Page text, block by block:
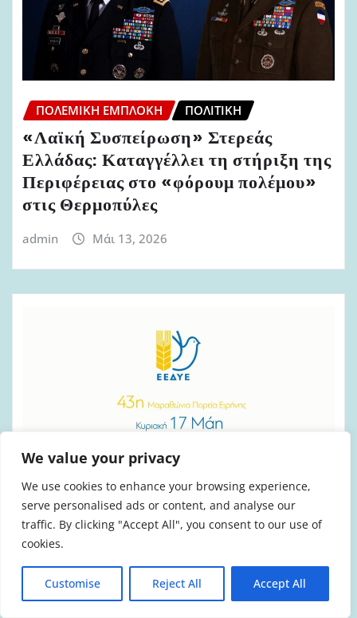
We value your privacy
We use cookies to enhance your browsing experience,
serve personalised ads or content, and analyse our
traffic. By clicking "Accept All", you consent to our use of
cookies.
Customise Reject All Accept All
ΠΟΛΕΜΙΚΉ ΕΜΠΛΟΚΉ ΠΟΛΙΤΙΚΉ
«Λαϊκή Συσπείρωση» Στερεάς
Ελλάδας: Καταγγέλλει τη στήριξη της
Περιφέρειας στο «φόρουμ πολέμου»
στις Θερμοπύλες
admin Μάι 13, 2026
ΒΊΝΤΕΟ & ΗΧΗΤΙΚΌ ΥΛΙΚΌ
ΕΝΈΡΓΕΙΕΣ ΆΛΛΩΝ ΣΥΝΔΙΚΑΛΙΣΤΙΚΏΝ ΦΟΡΈΩΝ
ΕΕΔΥΕ: Όλοι στην 43η Μαραθώνια
Πορεία Ειρήνης την Κυριακή 17 Μάη